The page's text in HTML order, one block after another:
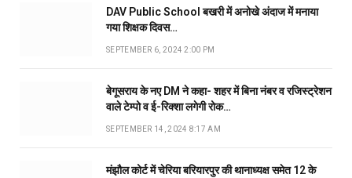
DAV Public School बखरी में अनोखे अंदाज में मनाया
गया शिक्षक दिवस…
SEPTEMBER 6, 2024 2:00 PM
बेगूसराय के नए DM ने कहा- शहर में बिना नंबर व रजिस्ट्रेशन
वाले टेम्पो व ई-रिक्शा लगेगी रोक…
SEPTEMBER 14, 2024 8:17 AM
मंझौल कोर्ट में चेरिया बरियारपुर की थानाध्यक्ष समेत 12 के